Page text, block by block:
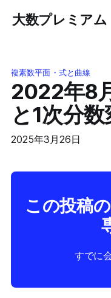
大数プレミアム
複素数平面・式と曲線
2022年8
と1次分
2025年3月26日
この投稿
すでに